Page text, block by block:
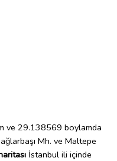
ve 29.138569 boylamda
Mh. ve Maltepe
İstanbul ili içinde